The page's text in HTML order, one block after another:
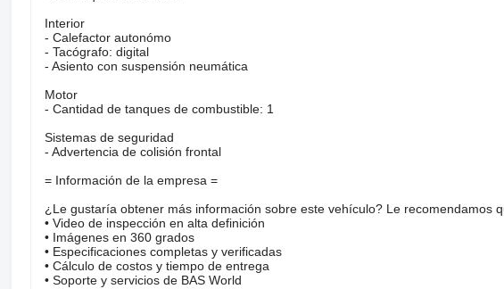
Interior
- Calefactor autonómo
- Tacógrafo: digital
- Asiento con suspensión neumática
Motor
- Cantidad de tanques de combustible: 1
Sistemas de seguridad
- Advertencia de colisión frontal
= Información de la empresa =
¿Le gustaría obtener más información sobre este vehículo? Le recomendamos
• Video de inspección en alta definición
• Imágenes en 360 grados
• Especificaciones completas y verificadas
• Cálculo de costos y tiempo de entrega
• Soporte y servicios de BAS World